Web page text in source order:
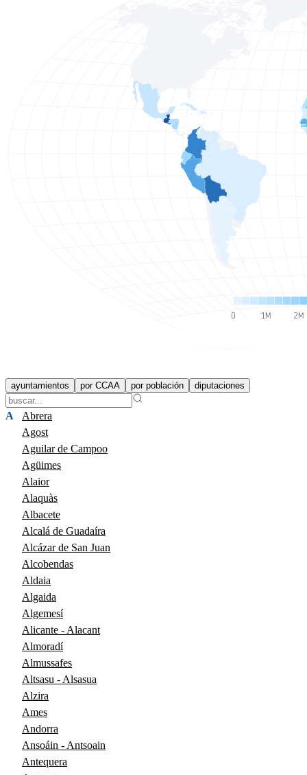
ayuntamientos por CCAA por población diputaciones
A
Abrera
Agost
Aguilar de Campoo
Agüimes
Alaior
Alaquàs
Albacete
Alcalá de Guadaíra
Alcázar de San Juan
Alcobendas
Aldaia
Algaida
Algemesí
Alicante - Alacant
Almoradí
Almussafes
Altsasu - Alsasua
Alzira
Ames
Andorra
Ansoáin - Antsoain
Antequera